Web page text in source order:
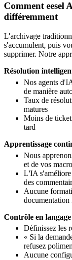
Comment eesel
différemment
L'archivage
s'accumulent, puis
supprimer. Notre
Résolution
Nos agents
de manière
Taux de
matures
Moins de
tard
Apprentissage
Nous
et de vos
L'IA s'améliore
des
Aucune
documentation
Contrôle en
Définissez les
« Si la
refusez
Aucune